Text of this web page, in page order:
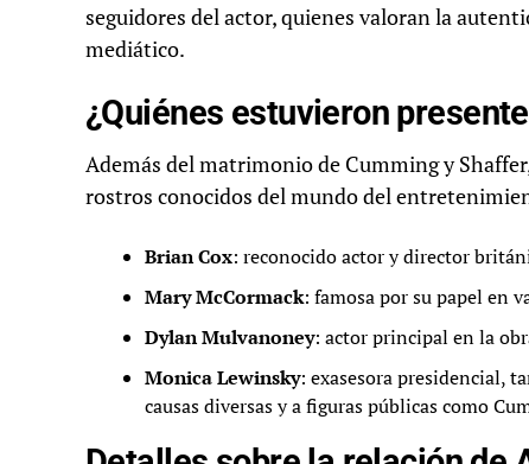
seguidores del actor, quienes valoran la
mediático.
¿Quiénes estuvieron
Además del matrimonio de Cumming y
rostros conocidos del mundo del
Brian Cox: reconocido actor y director
Mary McCormack: famosa por su papel en
Dylan Mulvanoney: actor principal en la
Monica Lewinsky: exasesora presidencial,
causas diversas y a figuras públicas como